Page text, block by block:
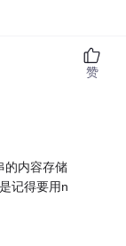
的内容存储
记得要用n
赞